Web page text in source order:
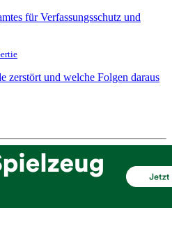
für ­Verfassungsschutz und
zerstört und welche Folgen daraus